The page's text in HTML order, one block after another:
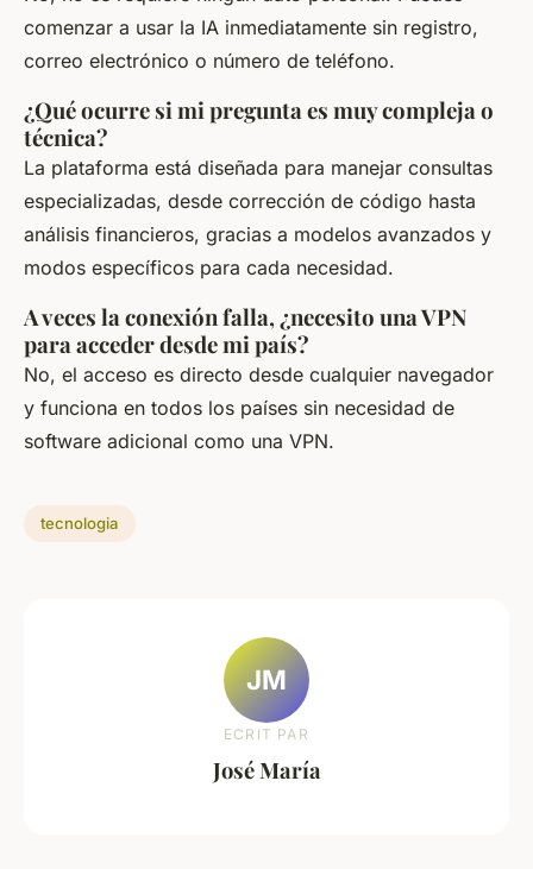
comenzar a usar la IA inmediatamente sin registro,
correo electrónico o número de teléfono.
¿Qué ocurre si mi pregunta es muy compleja o
técnica?
La plataforma está diseñada para manejar consultas
especializadas, desde corrección de código hasta
análisis financieros, gracias a modelos avanzados y
modos específicos para cada necesidad.
A veces la conexión falla, ¿necesito una VPN
para acceder desde mi país?
No, el acceso es directo desde cualquier navegador
y funciona en todos los países sin necesidad de
software adicional como una VPN.
tecnologia
JM
ECRIT PAR
José María